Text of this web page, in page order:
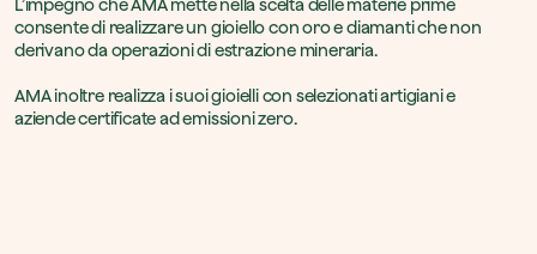
L’impegno che AMA mette nella scelta delle materie prime
consente di realizzare un gioiello con oro e diamanti che non
derivano da operazioni di estrazione mineraria.
AMA inoltre realizza i suoi gioielli con selezionati artigiani e
aziende certificate ad emissioni zero.